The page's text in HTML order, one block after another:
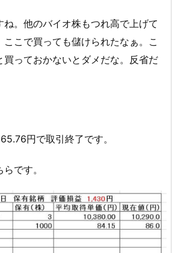
。他のバイオ株もつれ高で上げて
こで買っても儲けられたなぁ。こ
買っておかないとダメだな。反省だ
円で取引終了です。
です。